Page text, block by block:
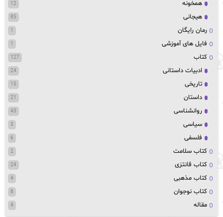
همخونه 12
هیجانی 85
رمان رایگان 1
فایل های آموزشی 1
کتاب 127
ادبیات داستانی 24
تاریخی 15
داستان 21
روانشناسی 43
سیاسی 3
فلسفی 6
کتاب سلامت 2
کتاب قانتزی 24
کتاب مذهبی 4
کتاب نوجوان 8
مقاله 4